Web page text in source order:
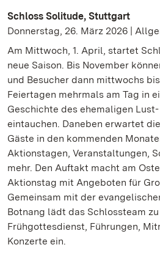
Schloss Solitude, Stuttgart
Donnerstag, 26. März 2026 |
Am Mittwoch, 1. April, startet
neue Saison. Bis November
und Besucher dann mittwochs
Feiertagen mehrmals am Tag in
Geschichte des ehemaligen
eintauchen. Daneben erwartet
Gäste in den kommenden
Aktionstagen, Veranstaltungen,
mehr. Den Auftakt macht am
Aktionstag mit Angeboten für
Gemeinsam mit der
Botnang lädt das Schlossteam
Frühgottesdienst, Führungen,
Konzerte ein.